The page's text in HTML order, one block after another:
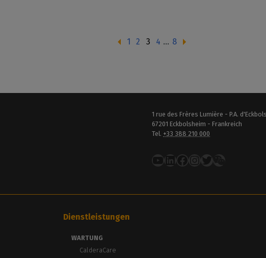
1 2 3 4 ... 8
1 rue des Frères Lumière - P.A.
67201 Eckbolsheim - Frankreich
Tel. +33 388 210 000
YouTube
LinkedIn
Facebook
Instagram
Twitter
Dienstleistungen
WARTUNG
CalderaCare